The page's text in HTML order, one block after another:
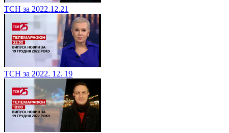
ТСН за 2022.12.21
ТСН за 2022. 12. 19